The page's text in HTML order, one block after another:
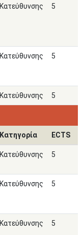
Κατεύθυνσης 5
Κατεύθυνσης 5
Κατεύθυνσης 5
Κατηγορία ECTS
Κατεύθυνσης 5
Κατεύθυνσης 5
Κατεύθυνσης 5